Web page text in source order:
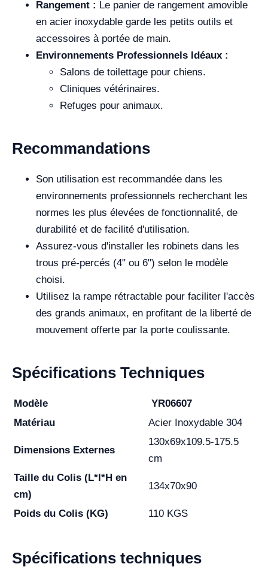
Rangement : Le panier de rangement amovible
en acier inoxydable garde les petits outils et
accessoires à portée de main.
Environnements Professionnels Idéaux :
Salons de toilettage pour chiens.
Cliniques vétérinaires.
Refuges pour animaux.
Recommandations
Son utilisation est recommandée dans les
environnements professionnels recherchant les
normes les plus élevées de fonctionnalité, de
durabilité et de facilité d'utilisation.
Assurez-vous d'installer les robinets dans les
trous pré-percés (4" ou 6") selon le modèle
choisi.
Utilisez la rampe rétractable pour faciliter l'accès
des grands animaux, en profitant de la liberté de
mouvement offerte par la porte coulissante.
Spécifications Techniques
Modèle
YR06607
Matériau
Acier Inoxydable 304
Dimensions Externes
130x69x109.5-175.5
cm
Taille du Colis (L*l*H en
cm)
134x70x90
Poids du Colis (KG) 110 KGS
Spécifications techniques